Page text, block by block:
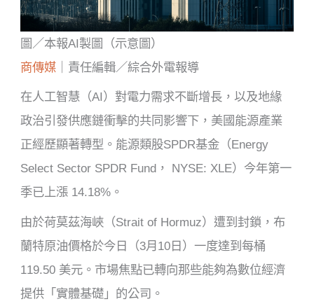
圖／本報AI製圖（示意圖）
商傳媒 ｜責任編輯／綜合外電報導
在人工智慧（AI）對電力需求不斷增長，以及地緣
政治引發供應鏈衝擊的共同影響下，美國能源產業
正經歷顯著轉型。能源類股SPDR基金（Energy
Select Sector SPDR Fund， NYSE: XLE）今年第一
季已上漲 14.18%。
由於荷莫茲海峽（Strait of Hormuz）遭到封鎖，布
蘭特原油價格於今日（3月10日）一度達到每桶
119.50 美元。市場焦點已轉向那些能夠為數位經濟
提供「實體基礎」的公司。